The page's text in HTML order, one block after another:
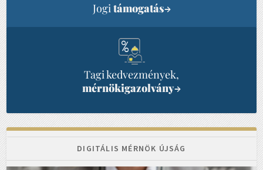
Jogi támogatás→
Tagi kedvezmények,
mérnökigazolvány→
DIGITÁLIS MÉRNÖK ÚJSÁG